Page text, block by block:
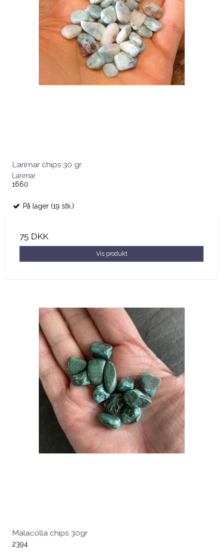
Larimar chips 30 gr
Larimar
1660
På lager (19 stk.)
75 DKK
Vis produkt
Malacolla chips 30gr
2394